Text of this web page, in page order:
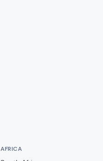
AFRICA